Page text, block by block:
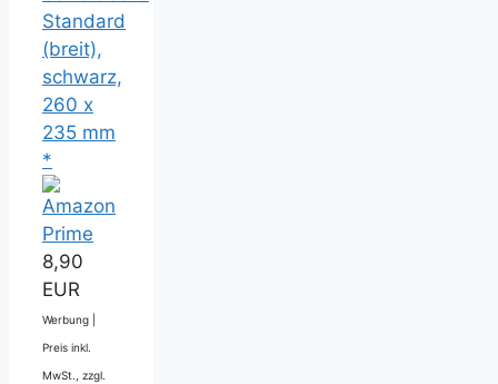
Standard
(breit),
schwarz,
260 x
235 mm
*
8,90
EUR
Werbung |
Preis inkl.
MwSt., zzgl.